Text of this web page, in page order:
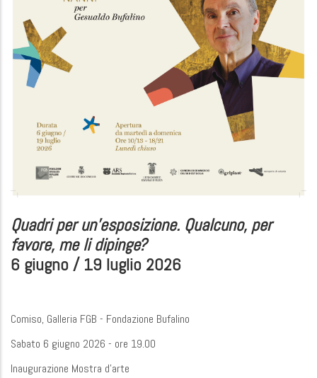
Quadri per un'esposizione. Qualcuno, per
favore, me li dipinge?
6 giugno / 19 luglio 2026
Comiso, Galleria FGB - Fondazione Bufalino
Sabato 6 giugno 2026 - ore 19.00
Inaugurazione Mostra d'arte